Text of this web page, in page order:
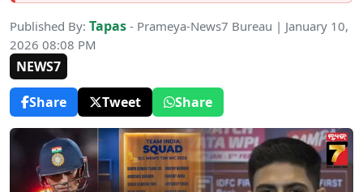
Published By: Tapas - Prameya-News7 Bureau | January 10,
2026 08:08 PM
NEWS7
Share
Tweet Share